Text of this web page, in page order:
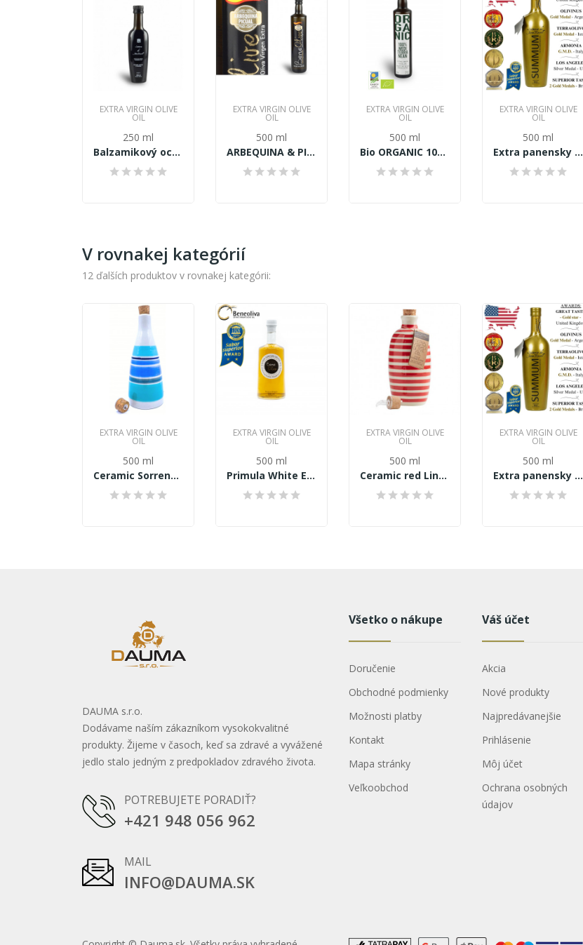
EXTRA VIRGIN OLIVE
OIL
250 ml
Balzamikový ocot Señorio de Jaime Rosell...
EXTRA VIRGIN OLIVE
OIL
500 ml
ARBEQUINA & PICUAL Extra panensky olivový olej...
EXTRA VIRGIN OLIVE
OIL
500 ml
Bio ORGANIC 100% Mediterranean Extra panensky...
EXTRA VIRGIN OLIVE
OIL
500 ml
Extra panensky olivový olej SUMMUM 500ml
V rovnakej kategórií
12 ďalších produktov v rovnakej kategórii:
EXTRA VIRGIN OLIVE
OIL
500 ml
Ceramic Sorrento Line Extra panensky olivový...
EXTRA VIRGIN OLIVE
OIL
500 ml
Primula White Extra panensky olivový olej...
EXTRA VIRGIN OLIVE
OIL
500 ml
Ceramic red Line Extra panensky olivový olej...
EXTRA VIRGIN OLIVE
OIL
500 ml
Extra panensky olivový olej SUMMUM 500ml
DAUMA s.r.o.
Dodávame naším zákazníkom vysokokvalitné
produkty. Žijeme v časoch, keď sa zdravé a vyvážené
jedlo stalo jedným z predpokladov zdravého života.
POTREBUJETE PORADIŤ?
+421 948 056 962
MAIL
INFO@DAUMA.SK
Všetko o nákupe
Doručenie
Obchodné podmienky
Možnosti platby
Kontakt
Mapa stránky
Veľkoobchod
Váš účet
Akcia
Nové produkty
Najpredávanejšie
Prihlásenie
Môj účet
Ochrana osobných
údajov